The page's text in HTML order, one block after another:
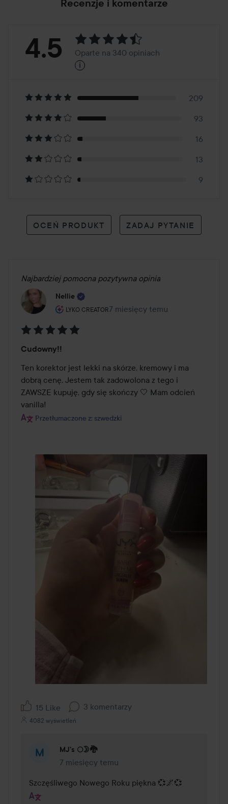
Recenzje i komentarze
Ocena:
Oparte
na
340
opiniach
4.5 Oparte na 340 opiniach
i
209
93
16
13
9
OCEŃ PRODUKT ZADAJ PYTANIE
Najbardziej pomocna pozytywna opinia
Nellie
LYKO CREATOR
Rola użytkownika: Lyko Creator.
7 miesięcy temu
Post został utworzony 7
5
z
5
Cudowny!!
Ten korektor jest lekki na skórze, kremowy i ma
dobrą cenę. Jestem tak zadowolona z tego i
ZAWSZE kupuję, gdy się skończy 🤍 Mam odcień
vanilla!
Przetłumaczone z: szwedzki
15 Like 3 komentarzy
4082 wyświetleń
MJ's 🌕🌛🐉
7 miesięcy temu
Komentarz został dodany 7 miesięcy temu
Szczęśliwego Nowego Roku piękna 💞🌌💞